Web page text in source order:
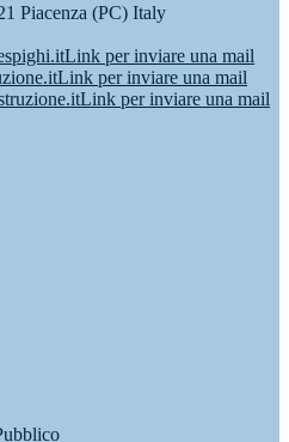
Piacenza (PC) Italy
Link per inviare una mail
Link per inviare una mail
Link per inviare una mail